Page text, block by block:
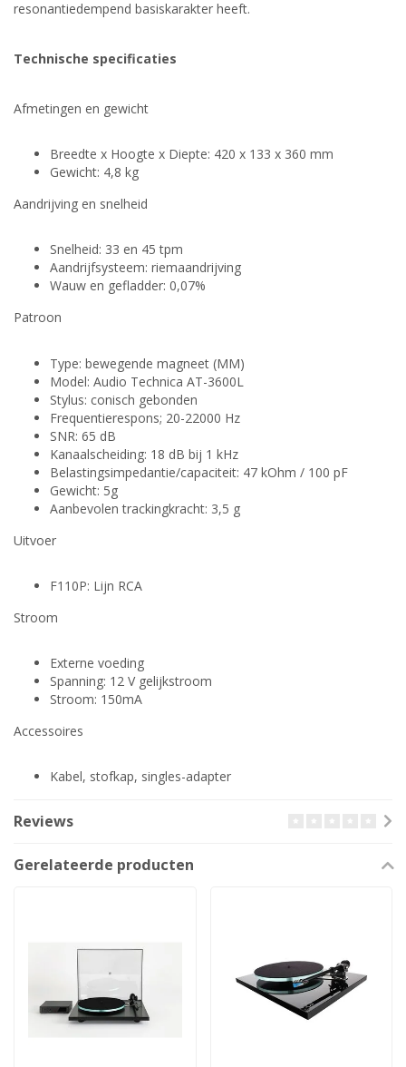
resonantiedempend basiskarakter heeft.
Technische specificaties
Afmetingen en gewicht
Breedte x Hoogte x Diepte: 420 x 133 x 360 mm
Gewicht: 4,8 kg
Aandrijving en snelheid
Snelheid: 33 en 45 tpm
Aandrijfsysteem: riemaandrijving
Wauw en gefladder: 0,07%
Patroon
Type: bewegende magneet (MM)
Model: Audio Technica AT-3600L
Stylus: conisch gebonden
Frequentierespons; 20-22000 Hz
SNR: 65 dB
Kanaalscheiding: 18 dB bij 1 kHz
Belastingsimpedantie/capaciteit: 47 kOhm / 100 pF
Gewicht: 5g
Aanbevolen trackingkracht: 3,5 g
Uitvoer
F110P: Lijn RCA
Stroom
Externe voeding
Spanning: 12 V gelijkstroom
Stroom: 150mA
Accessoires
Kabel, stofkap, singles-adapter
Reviews
Gerelateerde producten